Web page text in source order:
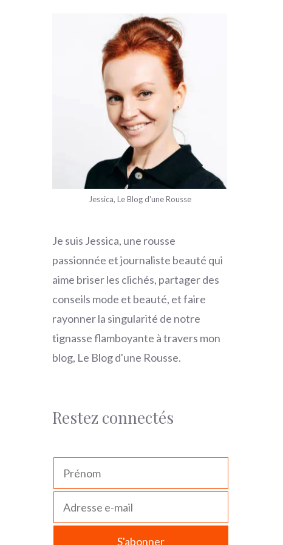
Jessica, Le Blog d'une Rousse
Je suis Jessica, une rousse
passionnée et journaliste beauté qui
aime briser les clichés, partager des
conseils mode et beauté, et faire
rayonner la singularité de notre
tignasse flamboyante à travers mon
blog, Le Blog d'une Rousse.
Restez connectés